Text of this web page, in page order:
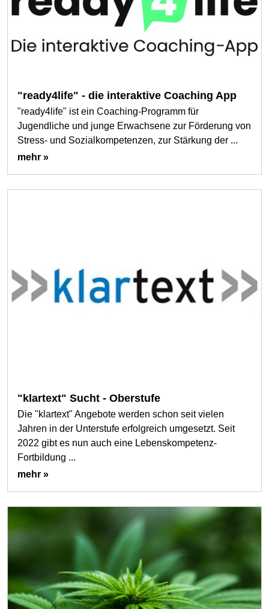
"ready4life" - die interaktive Coaching App
"ready4life" ist ein Coaching-Programm für
Jugendliche und junge Erwachsene zur Förderung von
Stress- und Sozialkompetenzen, zur Stärkung der ...
mehr »
"klartext" Sucht - Oberstufe
Die "klartext" Angebote werden schon seit vielen
Jahren in der Unterstufe erfolgreich umgesetzt. Seit
2022 gibt es nun auch eine Lebenskompetenz-
Fortbildung ...
mehr »